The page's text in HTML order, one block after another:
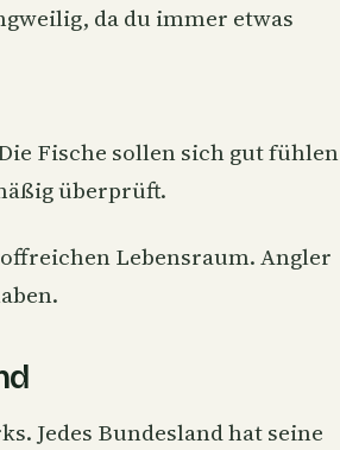
da du immer etwas
Fische sollen sich gut fühlen
überprüft.
Lebensraum. Angler
Jedes Bundesland hat seine